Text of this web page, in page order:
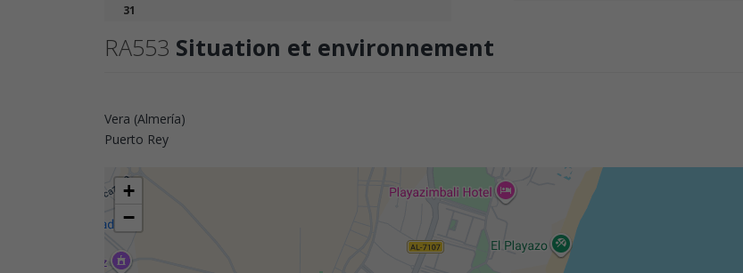
31
RA553 Situation et environnement
Vera (Almería)
Puerto Rey
+
−